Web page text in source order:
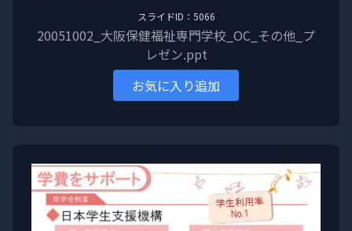
スライドID：5066
20051002_大阪保健福祉専門学校_OC_その他_プ
レゼン.ppt
お気に入り追加